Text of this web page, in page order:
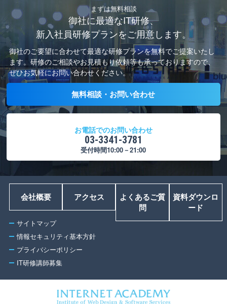
まずは無料相談
御社に最適なIT研修、
新入社員研修プランをご用意します。
御社のご要望に合わせて最適な研修プランを無料でご提案いたし
ます。 研修のご相談やお見積もり依頼等も承っておりますので、
ぜひお気軽にお問い合わせください。
無料相談・お問い合わせ
お電話でのお問い合わせ
03-3341-3781
受付時間10:00－21:00
サイトマップ
情報セキュリティ基本方針
プライバシーポリシー
IT研修講師募集
会社概要 アクセス
よくあるご質
問
資料ダウンロ
ード